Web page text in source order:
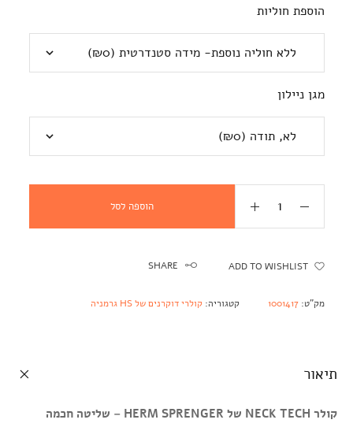
הוספת חוליות
מגן ניילון
הוספה לסל
ADD TO WISHLIST
SHARE
מק"ט:1001417 קטגוריה: קולרי דוקרנים של HS גרמניה
תיאור
קולר NECK TECH של HERM SPRENGER – שליטה חכמה